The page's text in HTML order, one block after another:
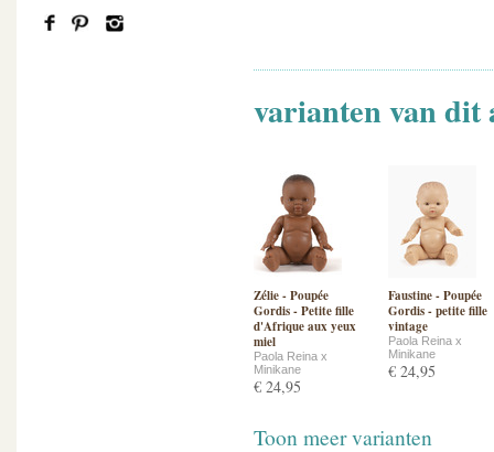
varianten van
Zélie - Poupée
Gordis - Petite fille
d'Afrique aux yeux
miel
Paola Reina x
Minikane
€ 24,95
Faustine - Poupée
Gordis - petite fille
vintage
Paola Reina x
Minikane
€ 24,95
Toon meer varianten